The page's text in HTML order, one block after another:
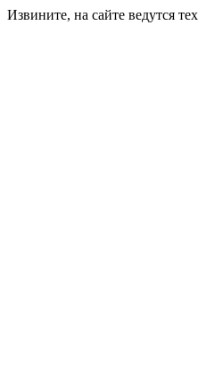
Извините, на сайте ведутся